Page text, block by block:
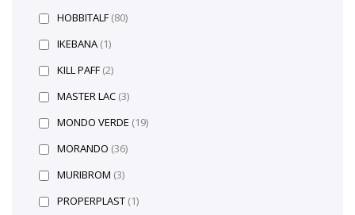
HOBBITALF (80)
IKEBANA (1)
KILL PAFF (2)
MASTER LAC (3)
MONDO VERDE (19)
MORANDO (36)
MURIBROM (3)
PROPERPLAST (1)